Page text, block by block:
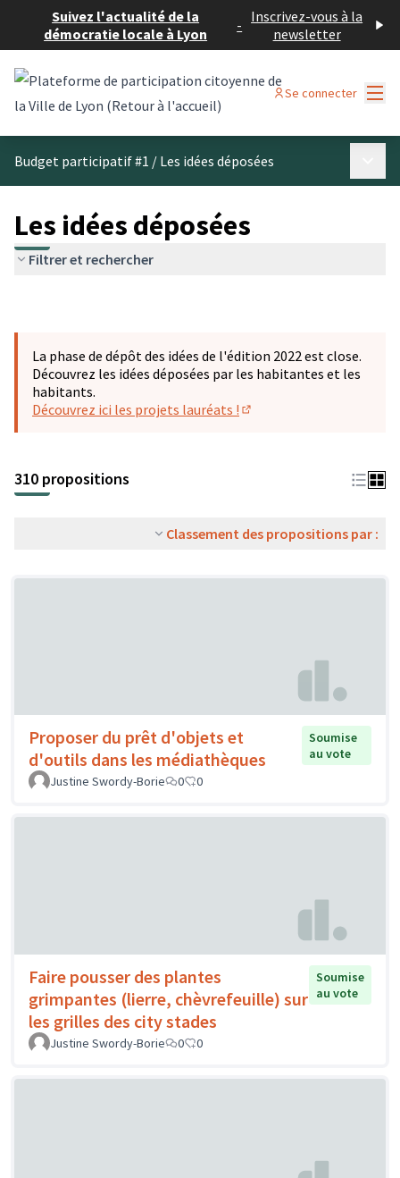
Suivez l'actualité de la
démocratie locale à Lyon
- Inscrivez-vous à la
newsletter
Se connecter
Budget participatif #1 / Les idées déposées
Les idées déposées
Filtrer et rechercher
La phase de dépôt des idées de l'édition 2022 est close.
Découvrez les idées déposées par les habitantes et les
habitants.
Découvrez ici les projets lauréats !
310 propositions
Classement des propositions par :
Proposer du prêt d'objets et
d'outils dans les médiathèques
Soumise
au vote
Justine Swordy-Borie
0 0
Faire pousser des plantes
grimpantes (lierre, chèvrefeuille) sur
les grilles des city stades
Soumise
au vote
Justine Swordy-Borie 0 0